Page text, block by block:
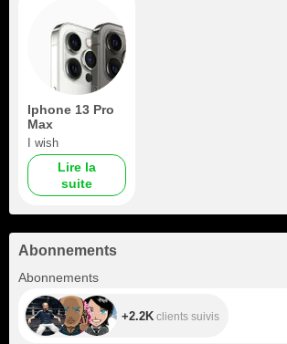
Iphone 13 Pro
Max
I wish
Lire la
suite
Abonnements
Abonnements
+2.2K clients suivis